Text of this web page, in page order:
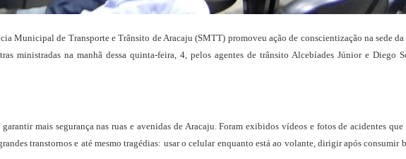
Municipal de Transporte e Trânsito de Aracaju (SMTT) promoveu ação de conscientização na sede da
ministradas na manhã dessa quinta-feira, 4, pelos agentes de trânsito Alcebíades Júnior e Diego
mais segurança nas ruas e avenidas de Aracaju. Foram exibidos vídeos e fotos de acidentes
transtornos e até mesmo tragédias: usar o celular enquanto está ao volante, dirigir após